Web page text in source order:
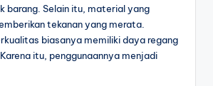
barang. Selain itu, material yang
tekanan yang merata.
biasanya memiliki daya regang
itu, penggunaannya menjadi